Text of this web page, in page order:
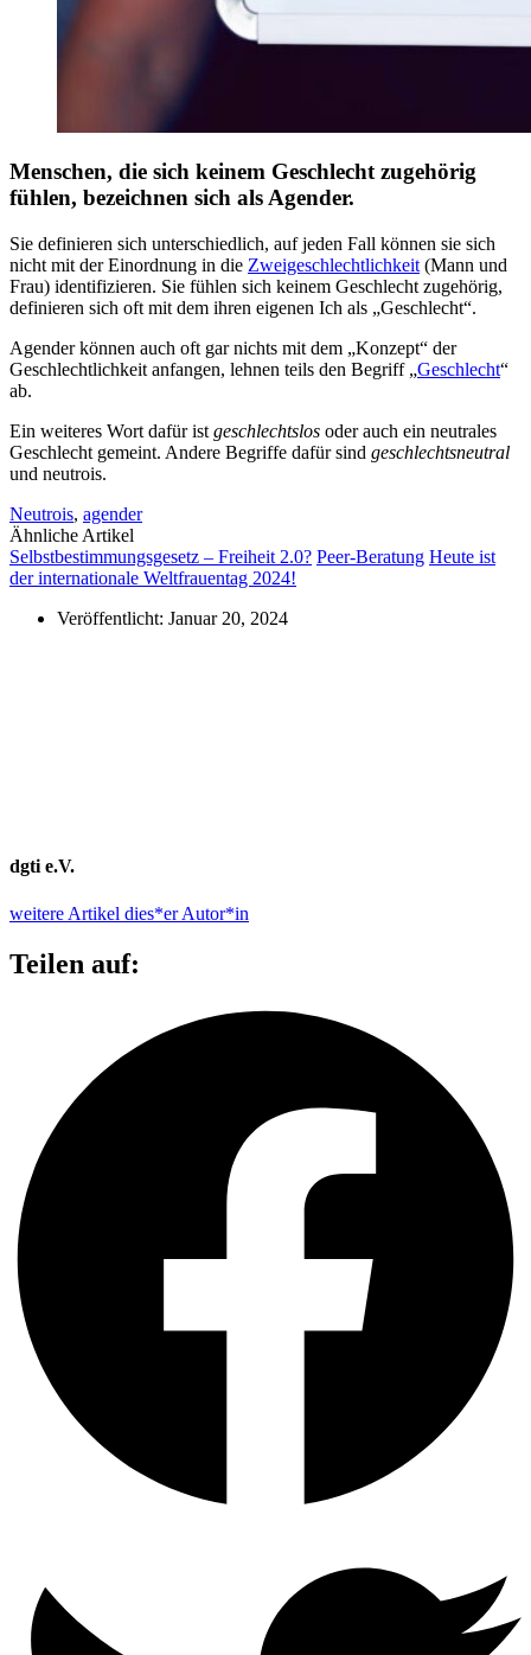
Menschen, die sich keinem Geschlecht zugehörig
fühlen, bezeichnen sich als Agender.
Sie definieren sich unterschiedlich, auf jeden Fall können sie sich
nicht mit der Einordnung in die Zweigeschlechtlichkeit (Mann und
Frau) identifizieren. Sie fühlen sich keinem Geschlecht zugehörig,
definieren sich oft mit dem ihren eigenen Ich als „Geschlecht“.
Agender können auch oft gar nichts mit dem „Konzept“ der
Geschlechtlichkeit anfangen, lehnen teils den Begriff „Geschlecht“
ab.
Ein weiteres Wort dafür ist geschlechtslos oder auch ein neutrales
Geschlecht gemeint. Andere Begriffe dafür sind geschlechtsneutral
und neutrois.
Neutrois, agender
Ähnliche Artikel
Selbstbestimmungsgesetz – Freiheit 2.0? Peer-Beratung Heute ist
der internationale Weltfrauentag 2024!
Veröffentlicht: Januar 20, 2024
dgti e.V.
weitere Artikel dies*er Autor*in
Teilen auf: